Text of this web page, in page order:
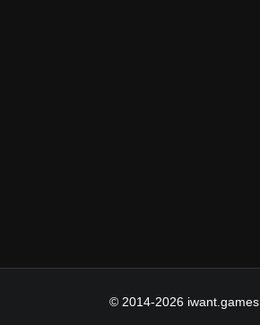
© 2014-2026 iwant.games